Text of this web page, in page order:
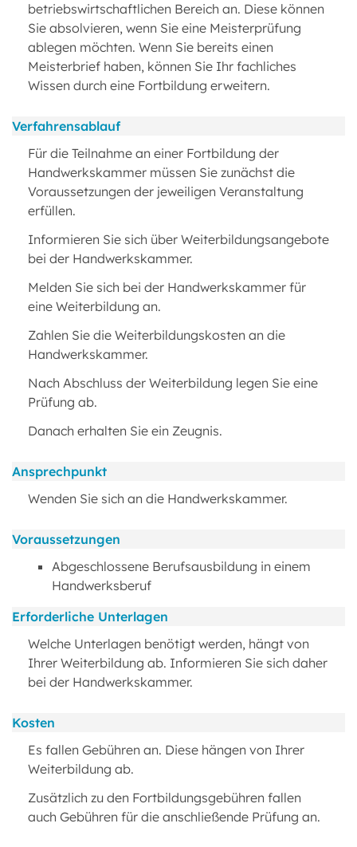
betriebswirtschaftlichen Bereich an. Diese können
Sie absolvieren, wenn Sie eine Meisterprüfung
ablegen möchten. Wenn Sie bereits einen
Meisterbrief haben, können Sie Ihr fachliches
Wissen durch eine Fortbildung erweitern.
Verfahrensablauf
Für die Teilnahme an einer Fortbildung der
Handwerkskammer müssen Sie zunächst die
Voraussetzungen der jeweiligen Veranstaltung
erfüllen.
Informieren Sie sich über Weiterbildungsangebote
bei der Handwerkskammer.
Melden Sie sich bei der Handwerkskammer für
eine Weiterbildung an.
Zahlen Sie die Weiterbildungskosten an die
Handwerkskammer.
Nach Abschluss der Weiterbildung legen Sie eine
Prüfung ab.
Danach erhalten Sie ein Zeugnis.
Ansprechpunkt
Wenden Sie sich an die Handwerkskammer.
Voraussetzungen
Abgeschlossene Berufsausbildung in einem
Handwerksberuf
Erforderliche Unterlagen
Welche Unterlagen benötigt werden, hängt von
Ihrer Weiterbildung ab. Informieren Sie sich daher
bei der Handwerkskammer.
Kosten
Es fallen Gebühren an. Diese hängen von Ihrer
Weiterbildung ab.
Zusätzlich zu den Fortbildungsgebühren fallen
auch Gebühren für die anschließende Prüfung an.